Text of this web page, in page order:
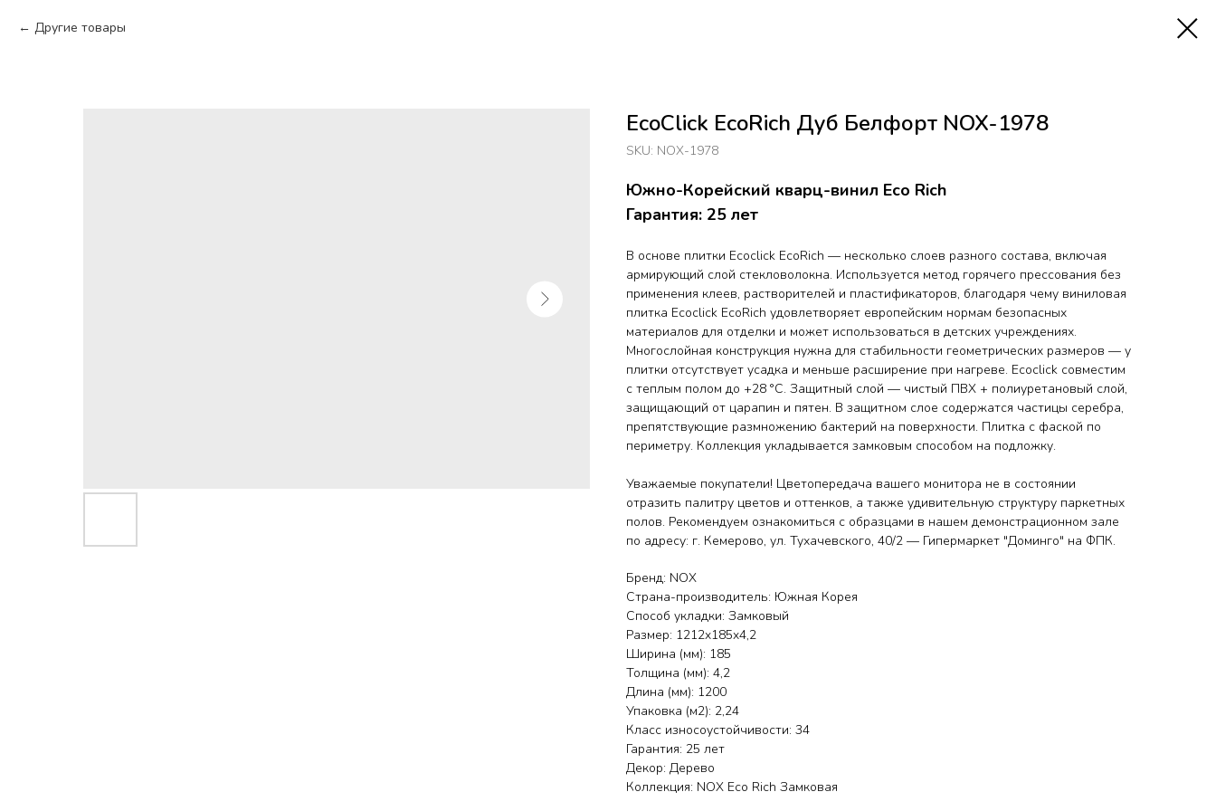
Другие товары
EcoClick EcoRich Дуб Белфорт NOX-1978
SKU: NOX-1978
Южно-Корейский кварц-винил Eco Rich
Гарантия: 25 лет
В основе плитки Ecoclick EcoRich — несколько слоев разного состава, включая
армирующий слой стекловолокна. Используется метод горячего прессования без
применения клеев, растворителей и пластификаторов, благодаря чему виниловая
плитка Ecoclick EcoRich удовлетворяет европейским нормам безопасных
материалов для отделки и может использоваться в детских учреждениях.
Многослойная конструкция нужна для стабильности геометрических размеров — у
плитки отсутствует усадка и меньше расширение при нагреве. Ecoclick совместим
с теплым полом до +28 °C. Защитный слой — чистый ПВХ + полиуретановый слой,
защищающий от царапин и пятен. В защитном слое содержатся частицы серебра,
препятствующие размножению бактерий на поверхности. Плитка с фаской по
периметру. Коллекция укладывается замковым способом на подложку.
Уважаемые покупатели! Цветопередача вашего монитора не в состоянии
отразить палитру цветов и оттенков, а также удивительную структуру паркетных
полов. Рекомендуем ознакомиться с образцами в нашем демонстрационном зале
по адресу: г. Кемерово, ул. Тухачевского, 40/2 — Гипермаркет "Доминго" на ФПК.
Бренд: NOX
Страна-производитель: Южная Корея
Способ укладки: Замковый
Размер: 1212x185x4,2
Ширина (мм): 185
Толщина (мм): 4,2
Длина (мм): 1200
Упаковка (м2): 2,24
Класс износоустойчивости: 34
Гарантия: 25 лет
Декор: Дерево
Коллекция: NOX Eco Rich Замковая